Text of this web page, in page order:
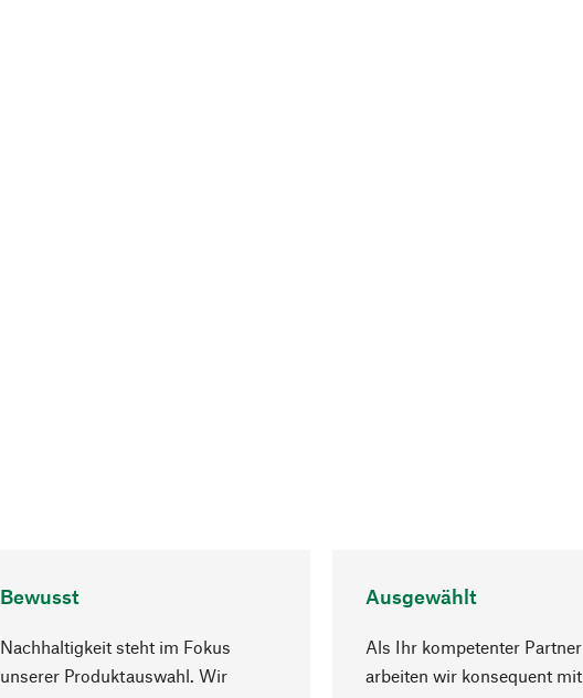
Bewusst
Nachhaltigkeit steht im Fokus
unserer Produktauswahl. Wir
Ausgewählt
Als Ihr kompetenter Partner
arbeiten wir konsequent mit